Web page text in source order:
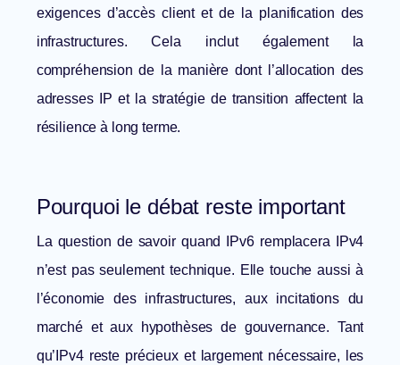
exigences d’accès client et de la planification des
infrastructures. Cela inclut également la
compréhension de la manière dont
l’allocation des
adresses IP et la stratégie de transition affectent la
résilience à long terme.
Pourquoi le débat reste important
La question de savoir quand IPv6 remplacera IPv4
n’est pas seulement technique. Elle touche aussi à
l’économie des infrastructures, aux incitations du
marché et aux hypothèses de gouvernance. Tant
qu’IPv4 reste précieux et largement nécessaire, les